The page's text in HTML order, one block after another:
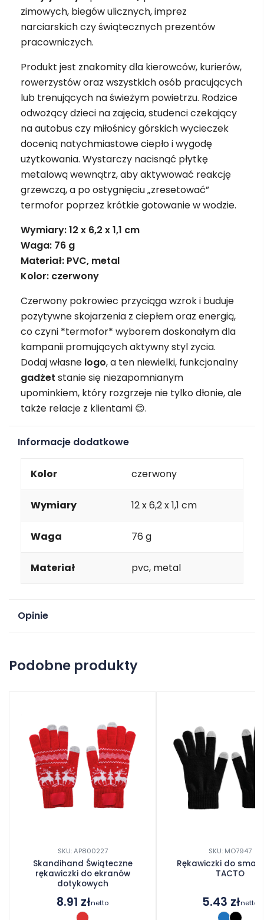
zimowych, biegów ulicznych, imprez
narciarskich czy świątecznych prezentów
pracowniczych.
Produkt jest znakomity dla kierowców, kurierów,
rowerzystów oraz wszystkich osób pracujących
lub trenujących na świeżym powietrzu. Rodzice
odwożący dzieci na zajęcia, studenci czekający
na autobus czy miłośnicy górskich wycieczek
docenią natychmiastowe ciepło i wygodę
użytkowania. Wystarczy nacisnąć płytkę
metalową wewnątrz, aby aktywować reakcję
grzewczą, a po ostygnięciu „zresetować”
termofor poprzez krótkie gotowanie w wodzie.
Wymiary: 12 x 6,2 x 1,1 cm
Waga: 76 g
Materiał: PVC, metal
Kolor: czerwony
Czerwony pokrowiec przyciąga wzrok i buduje
pozytywne skojarzenia z ciepłem oraz energią,
co czyni *termofor* wyborem doskonałym dla
kampanii promujących aktywny styl życia.
Dodaj własne logo, a ten niewielki, funkcjonalny
gadżet stanie się niezapomnianym
upominkiem, który rozgrzeje nie tylko dłonie, ale
także relacje z klientami 😊.
Informacje dodatkowe
Kolor czerwony
Wymiary 12 x 6,2 x 1,1 cm
Waga 76 g
Materiał pvc, metal
Opinie
Podobne produkty
SKU: AP800227
Skandihand Świąteczne
rękawiczki do ekranów
dotykowych
8.91 złnetto
SKU: MO7947
Rękawiczki do
TACTO
5.43 złnetto